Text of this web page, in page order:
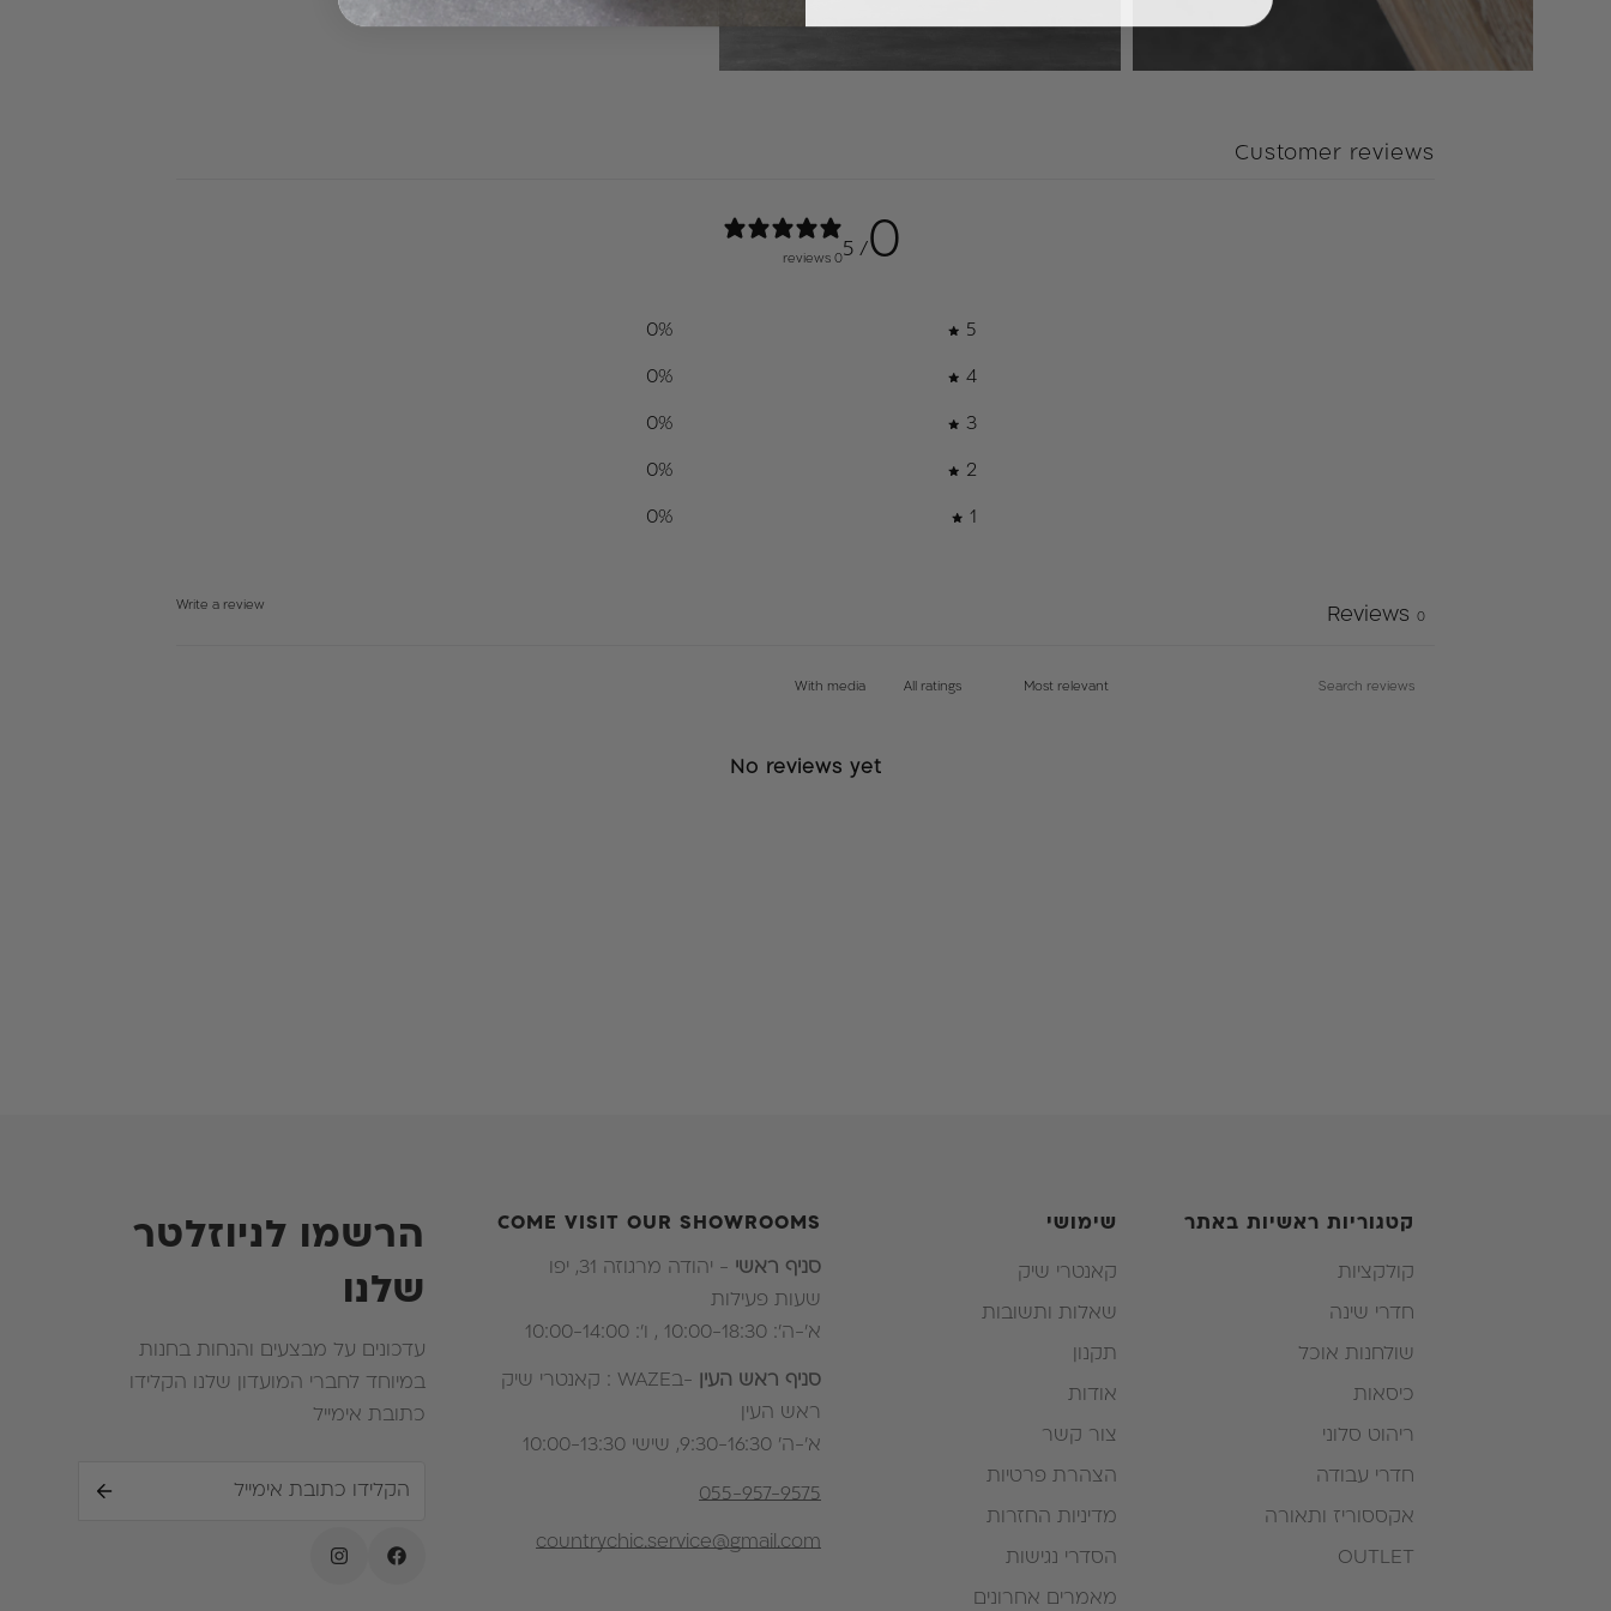
Customer reviews
0
/ 5
0 reviews
5
0%
4
0%
3
0%
2
0%
1
0%
Write a review Reviews 0
With media
No reviews yet
קטגוריות ראשיות באתר
קולקציות
חדרי שינה
שולחנות אוכל
כיסאות
ריהוט סלוני
חדרי עבודה
אקססוריז ותאורה
OUTLET
שימושי
קאנטרי שיק
שאלות ותשובות
תקנון
אודות
צור קשר
הצהרת פרטיות
מדיניות החזרות
הסדרי נגישות
מאמרים אחרונים
COME VISIT OUR SHOWROOMS
סניף ראשי - יהודה מרגוזה 31, יפו
שעות פעילות
א'-ה': 10:00-18:30 , ו': 10:00-14:00
סניף ראש העין
-בWAZE : קאנטרי שיק
ראש העין
א’-ה’ 9:30-16:30, שישי 10:00-13:30
055-957-9575
countrychic.service@gmail.com
הרשמו לניוזלטר
שלנו
עדכונים על מבצעים והנחות בחנות
במיוחד לחברי המועדון שלנו הקלידו
כתובת אימייל